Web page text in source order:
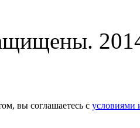
вы соглашаетесь с условиями